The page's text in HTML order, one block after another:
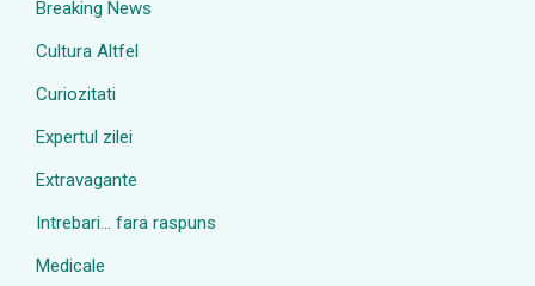
Breaking News
Cultura Altfel
Curiozitati
Expertul zilei
Extravagante
Intrebari… fara raspuns
Medicale